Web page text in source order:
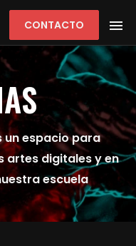
CONTACTO
un espacio para
artes digitales y en
escuela